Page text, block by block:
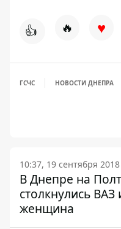
👍 🔥 ♥
ГСЧС НОВОСТИ ДНЕПРА
10:37, 19 сентября 2018
В Днепре на
столкнулись ВАЗ
женщина